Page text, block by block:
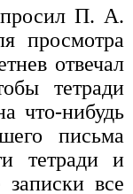
просил П. А.
просмотра
отвечал
тетради
что-нибудь
письма
тетради и
записки все